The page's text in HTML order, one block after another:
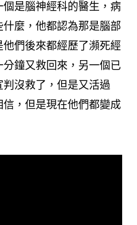
是腦神經科的醫生，病
麼，他都認為那是腦部
們後來都經歷了瀕死經
鐘又救回來，另一個已
沒救了，但是又活過
，但是現在他們都變成